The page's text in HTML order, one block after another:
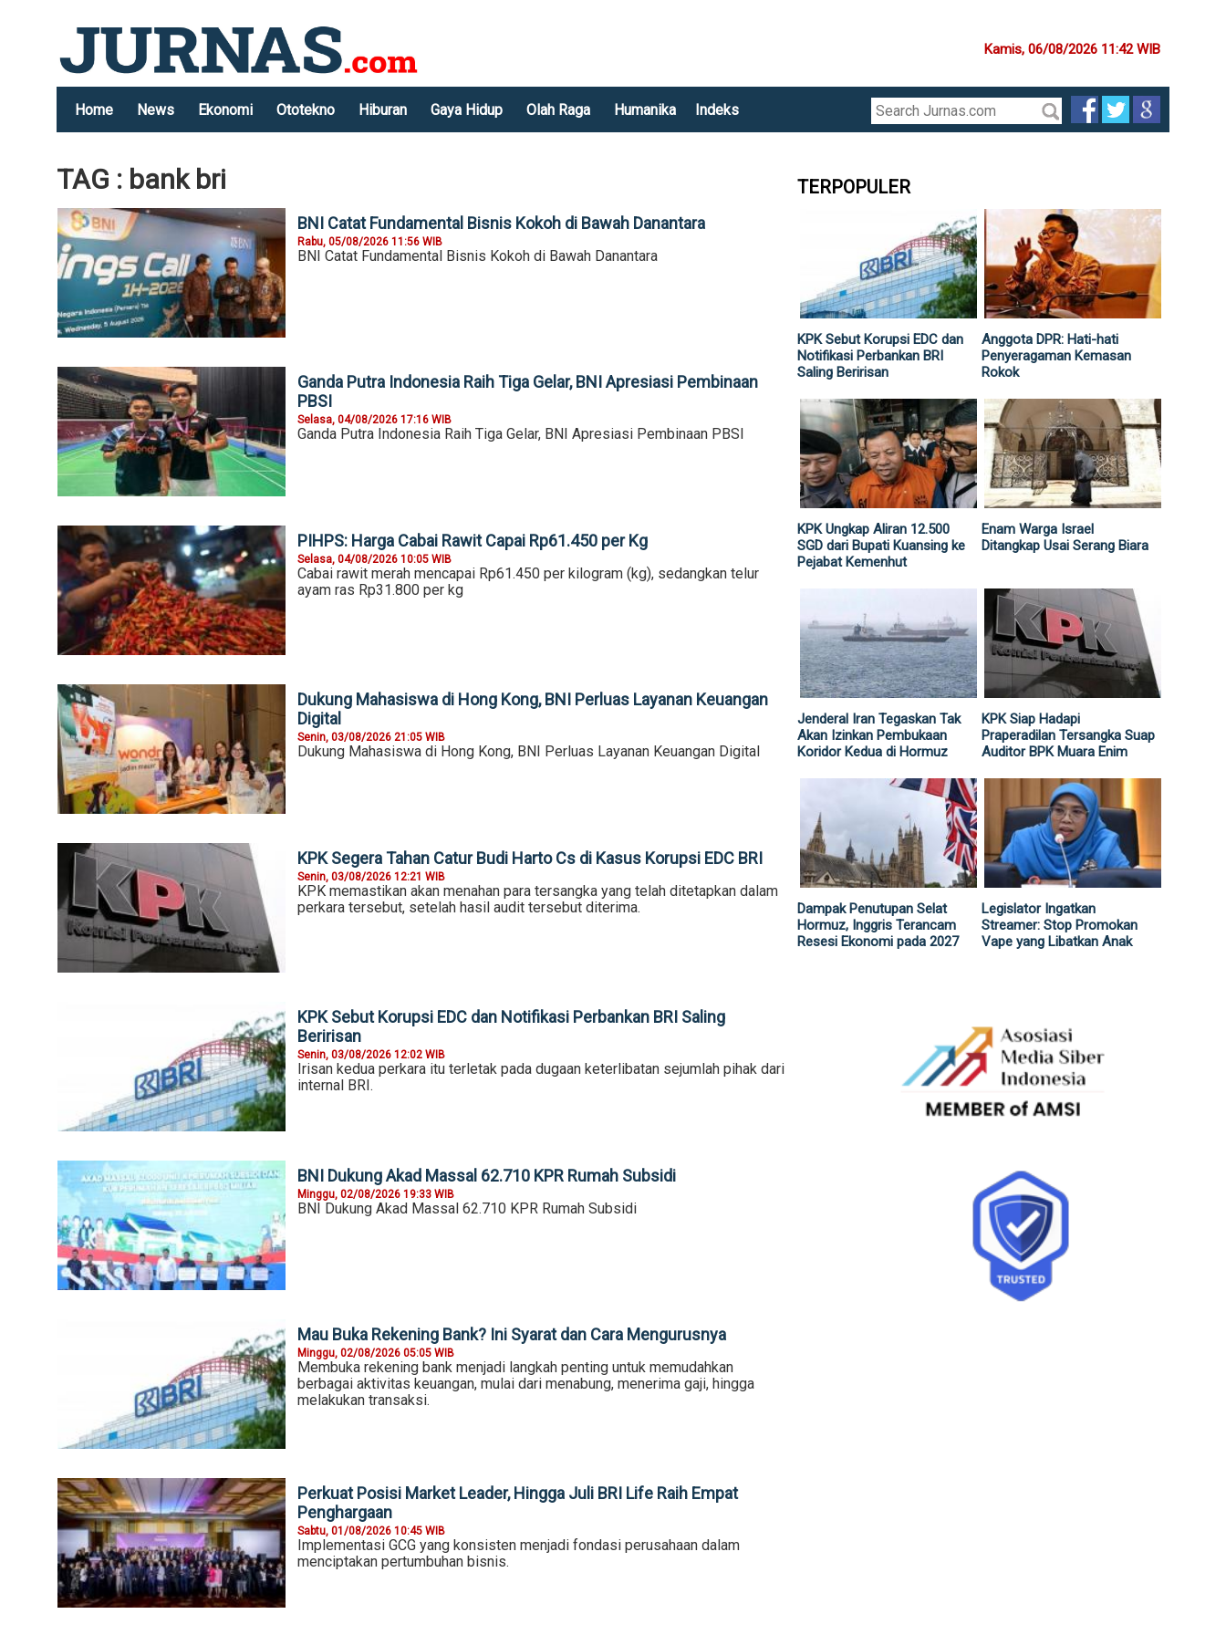
Kamis, 06/08/2026 11:42 WIB
Home News Ekonomi Ototekno Hiburan Gaya Hidup Olah Raga Humanika Indeks
TAG : bank bri
BNI Catat Fundamental Bisnis Kokoh di Bawah Danantara
Rabu, 05/08/2026 11:56 WIB
BNI Catat Fundamental Bisnis Kokoh di Bawah Danantara
Ganda Putra Indonesia Raih Tiga Gelar, BNI Apresiasi Pembinaan
PBSI
Selasa, 04/08/2026 17:16 WIB
Ganda Putra Indonesia Raih Tiga Gelar, BNI Apresiasi Pembinaan PBSI
PIHPS: Harga Cabai Rawit Capai Rp61.450 per Kg
Selasa, 04/08/2026 10:05 WIB
Cabai rawit merah mencapai Rp61.450 per kilogram (kg), sedangkan telur
ayam ras Rp31.800 per kg
Dukung Mahasiswa di Hong Kong, BNI Perluas Layanan Keuangan
Digital
Senin, 03/08/2026 21:05 WIB
Dukung Mahasiswa di Hong Kong, BNI Perluas Layanan Keuangan Digital
KPK Segera Tahan Catur Budi Harto Cs di Kasus Korupsi EDC BRI
Senin, 03/08/2026 12:21 WIB
KPK memastikan akan menahan para tersangka yang telah ditetapkan dalam
perkara tersebut, setelah hasil audit tersebut diterima.
KPK Sebut Korupsi EDC dan Notifikasi Perbankan BRI Saling
Beririsan
Senin, 03/08/2026 12:02 WIB
Irisan kedua perkara itu terletak pada dugaan keterlibatan sejumlah pihak dari
internal BRI.
BNI Dukung Akad Massal 62.710 KPR Rumah Subsidi
Minggu, 02/08/2026 19:33 WIB
BNI Dukung Akad Massal 62.710 KPR Rumah Subsidi
Mau Buka Rekening Bank? Ini Syarat dan Cara Mengurusnya
Minggu, 02/08/2026 05:05 WIB
Membuka rekening bank menjadi langkah penting untuk memudahkan
berbagai aktivitas keuangan, mulai dari menabung, menerima gaji, hingga
melakukan transaksi.
Perkuat Posisi Market Leader, Hingga Juli BRI Life Raih Empat
Penghargaan
Sabtu, 01/08/2026 10:45 WIB
Implementasi GCG yang konsisten menjadi fondasi perusahaan dalam
menciptakan pertumbuhan bisnis.
TERPOPULER
KPK Sebut Korupsi EDC dan
Notifikasi Perbankan BRI
Saling Beririsan
Anggota DPR: Hati-hati
Penyeragaman Kemasan
Rokok
KPK Ungkap Aliran 12.500
SGD dari Bupati Kuansing ke
Pejabat Kemenhut
Enam Warga Israel
Ditangkap Usai Serang Biara
Jenderal Iran Tegaskan Tak
Akan Izinkan Pembukaan
Koridor Kedua di Hormuz
KPK Siap Hadapi
Praperadilan Tersangka Suap
Auditor BPK Muara Enim
Dampak Penutupan Selat
Hormuz, Inggris Terancam
Resesi Ekonomi pada 2027
Legislator Ingatkan
Streamer: Stop Promokan
Vape yang Libatkan Anak